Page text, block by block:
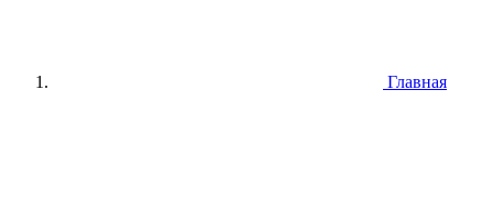
Главная